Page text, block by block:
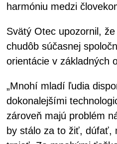
harmóniu medzi
Svätý Otec upozornil,
chudôb súčasnej
orientácie v základných
„Mnohí mladí ľudia
dokonalejšími
zároveň majú problém
by stálo za to žiť, dúfať,